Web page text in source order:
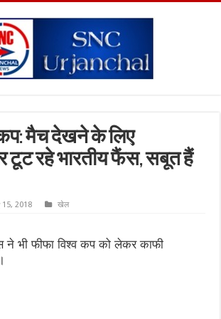
मैच देखने के लिए
टूट रहे भारतीय फैंस, सबूत हैं
15, 2018 खेल
ने भी फीफा विश्व कप को लेकर काफी